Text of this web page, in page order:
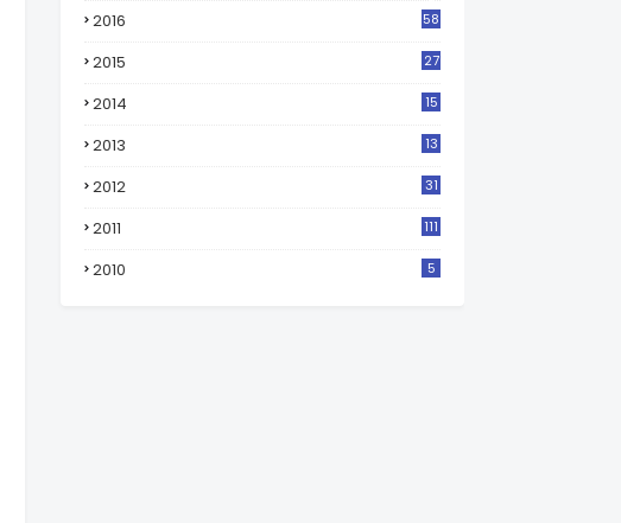
2016 58
2015 27
2014 15
2013 13
2012 31
2011 111
2010 5